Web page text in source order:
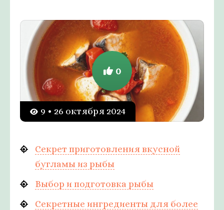
9 • 26 октября 2024
0
Секрет приготовления вкусной
бугламы из рыбы
Выбор и подготовка рыбы
Секретные ингредиенты для более